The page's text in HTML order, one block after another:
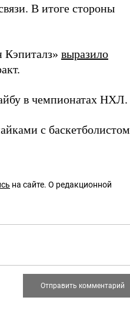
В итоге стороны
Кэпиталз» выразило
в чемпионатах НХЛ.
с баскетболистом
на сайте. О редакционной